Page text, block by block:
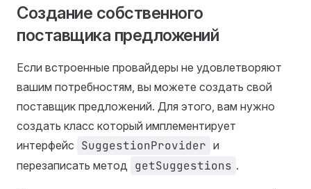
Создание собственного
поставщика предложений
Если встроенные провайдеры не удовлетворяют
вашим потребностям, вы можете создать свой
поставщик предложений. Для этого, вам нужно
создать класс который имплементирует
интерфейс SuggestionProvider и
перезаписать метод getSuggestions .